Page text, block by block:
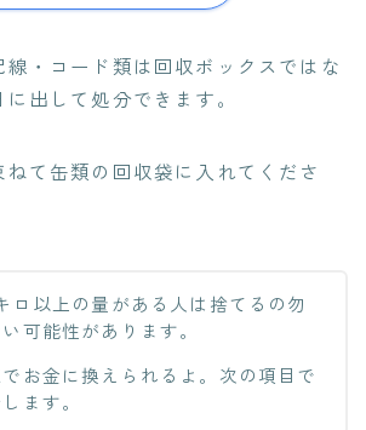
・コード類は回収ボックスではな
に出して処分できます。
て缶類の回収袋に入れてくださ
ロ以上の量がある人は捨てるの勿
可能性があります。
お金に換えられるよ。次の項目で
ます。